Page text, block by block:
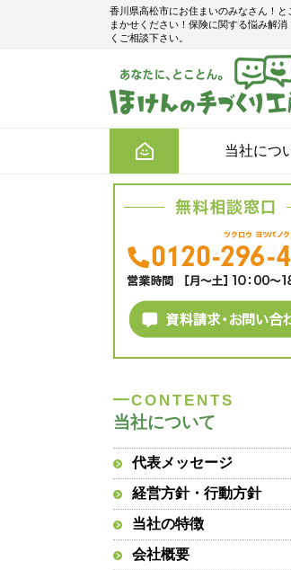
香川県高松市にお住まいのみなさん！
まかせください！保険に関する悩み解
くご相談下さい。
当社につ
当社について
代表メッセージ
経営方針・行動方針
当社の特徴
会社概要